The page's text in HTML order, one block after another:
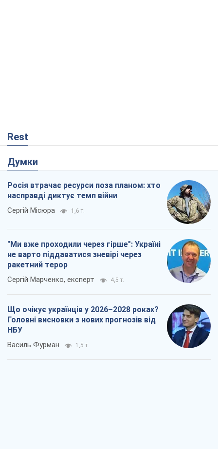
Rest
Думки
Росія втрачає ресурси поза планом: хто
насправді диктує темп війни
Сергій Місюра 1,6 т.
"Ми вже проходили через гірше": Україні
не варто піддаватися зневірі через
ракетний терор
Сергій Марченко, експерт 4,5 т.
Що очікує українців у 2026–2028 роках?
Головні висновки з нових прогнозів від
НБУ
Василь Фурман 1,5 т.